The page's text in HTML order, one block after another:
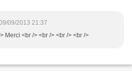
09/2013 21:37
Merci <br /> <br /> <br /> <br />